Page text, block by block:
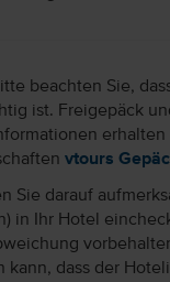
beachten Sie,
ist. Freigepäck
vtours
Sie darauf
in Ihr Hotel
kann, dass der